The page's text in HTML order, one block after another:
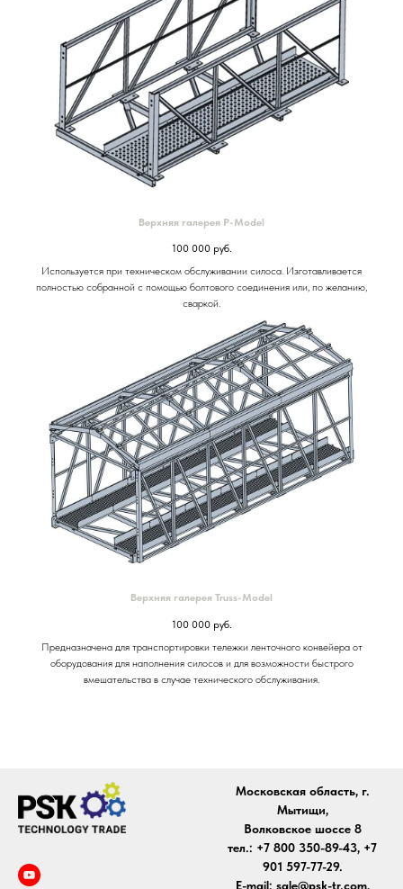
Верхняя галерея P-Model
100 000 руб.
Используется при техническом обслуживании силоса. Изготавливается
полностью собранной с помощью болтового соединения или, по желанию,
сваркой.
Верхняя галерея Truss-Model
100 000 руб.
Предназначена для транспортировки тележки ленточного конвейера от
оборудования для наполнения силосов и для возможности быстрого
вмешательства в случае технического обслуживания.
Московская область, г.
Мытищи,
Волковское шоссе 8
тел.: +7 800 350-89-43, +7
901 597-77-29.
E-mail: sale@psk-tr.com,